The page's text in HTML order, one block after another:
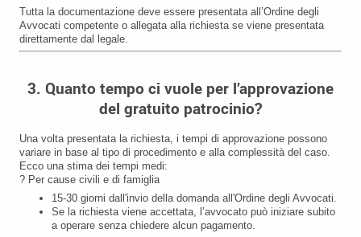
Tutta la documentazione deve essere presentata all’Ordine degli
Avvocati competente o allegata alla richiesta se viene presentata
direttamente dal legale.
3. Quanto tempo ci vuole per l’approvazione
del gratuito patrocinio?
Una volta presentata la richiesta, i tempi di approvazione possono
variare in base al tipo di procedimento e alla complessità del caso.
Ecco una stima dei tempi medi:
? Per cause civili e di famiglia
15-30 giorni dall'invio della domanda all'Ordine degli Avvocati.
Se la richiesta viene accettata, l’avvocato può iniziare subito
a operare senza chiedere alcun pagamento.